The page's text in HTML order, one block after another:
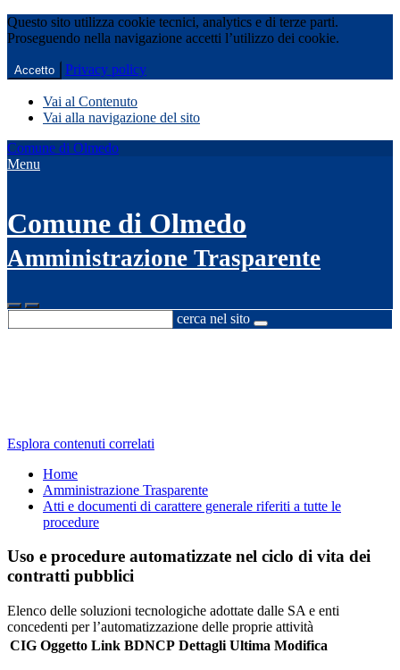
Questo sito utilizza cookie tecnici, analytics e di terze parti.
Proseguendo nella navigazione accetti l’utilizzo dei cookie.
Accetto Privacy policy
Vai al Contenuto
Vai alla navigazione del sito
Comune di Olmedo
Menu
Comune di Olmedo
Amministrazione Trasparente
cerca nel sito
Esplora contenuti correlati
Home
Amministrazione Trasparente
Atti e documenti di carattere generale riferiti a tutte le
procedure
Uso e procedure automatizzate nel ciclo di vita dei
contratti pubblici
Elenco delle soluzioni tecnologiche adottate dalle SA e enti
concedenti per l’automatizzazione delle proprie attività
CIG Oggetto Link BDNCP Dettagli Ultima Modifica